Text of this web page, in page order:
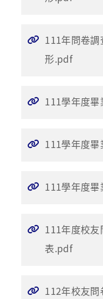
111年問卷
形.pdf
111學年度
111學年度
111學年度
111年度校
表.pdf
112年校友